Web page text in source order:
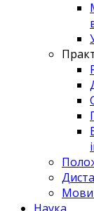
Мови
Наука